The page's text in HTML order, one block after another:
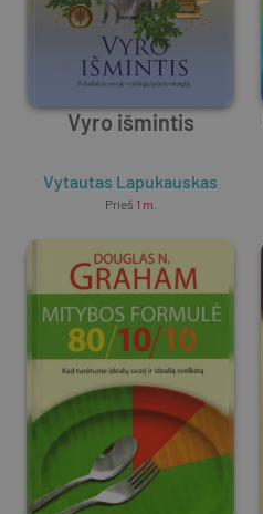
Vyro išmintis
Vytautas Lapukauskas
Prieš 1 m.